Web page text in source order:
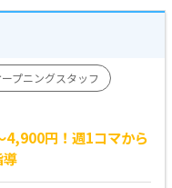
ープニングスタッフ
4,900円！週1コマから
導